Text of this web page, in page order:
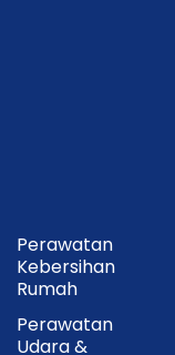
Perawatan
Kebersihan
Rumah
Perawatan
Udara &